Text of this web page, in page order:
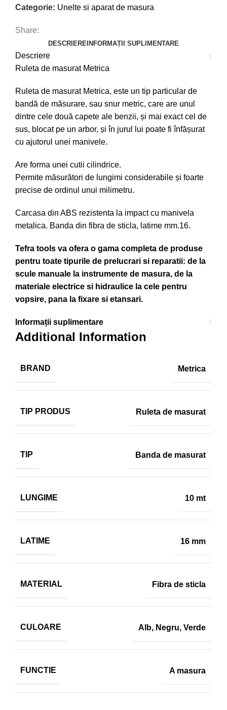
Categorie: Unelte si aparat de masura
Share:
DESCRIERE INFORMAȚII SUPLIMENTARE
Descriere
Ruleta de masurat Metrica
Ruleta de masurat Metrica, este un tip particular de
bandă de măsurare, sau snur metric, care are unul
dintre cele două capete ale benzii, și mai exact cel de
sus, blocat pe un arbor, și în jurul lui poate fi înfășurat
cu ajutorul unei manivele.
Are forma unei cutii cilindrice.
Permite măsurători de lungimi considerabile și foarte
precise de ordinul unui milimetru.
Carcasa din ABS rezistenta la impact cu manivela
metalica. Banda din fibra de sticla, latime mm.16.
Tefra tools va ofera o gama completa de produse
pentru toate tipurile de prelucrari si reparatii: de la
scule manuale la instrumente de masura, de la
materiale electrice si hidraulice la cele pentru
vopsire, pana la fixare si etansari.
Informații suplimentare
Additional Information
BRAND Metrica
TIP PRODUS Ruleta de masurat
TIP Banda de masurat
LUNGIME 10 mt
LATIME 16 mm
MATERIAL Fibra de sticla
CULOARE Alb, Negru, Verde
FUNCTIE A masura